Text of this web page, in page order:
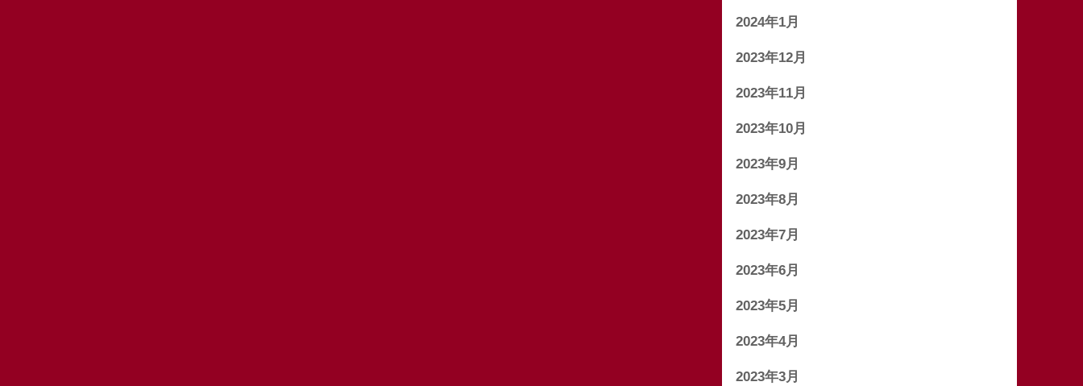
2024年1月
2023年12月
2023年11月
2023年10月
2023年9月
2023年8月
2023年7月
2023年6月
2023年5月
2023年4月
2023年3月